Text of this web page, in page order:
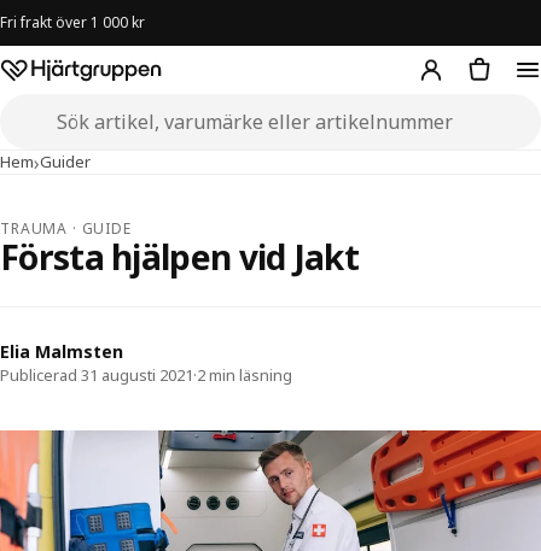
Fri frakt över 1 000 kr
Hjärtgruppen – startsida
Hem›Guider
›Första hjälpen vid Jakt
TRAUMA · GUIDE
Första hjälpen vid Jakt
Elia Malmsten
Publicerad 31 augusti 2021·2 min läsning